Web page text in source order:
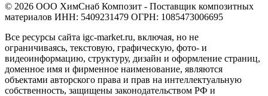
© 2026 ООО ХимСнаб Композит - Поставщик композитных
материалов ИНН: 5409231479 ОГРН: 1085473006695
Все ресурсы сайта igc-market.ru, включая, но не
ограничиваясь, текстовую, графическую, фото- и
видеоинформацию, структуру, дизайн и оформление страниц,
доменное имя и фирменное наименование, являются
объектами авторского права и прав на интеллектуальную
собственность, защищены законодательством РФ и